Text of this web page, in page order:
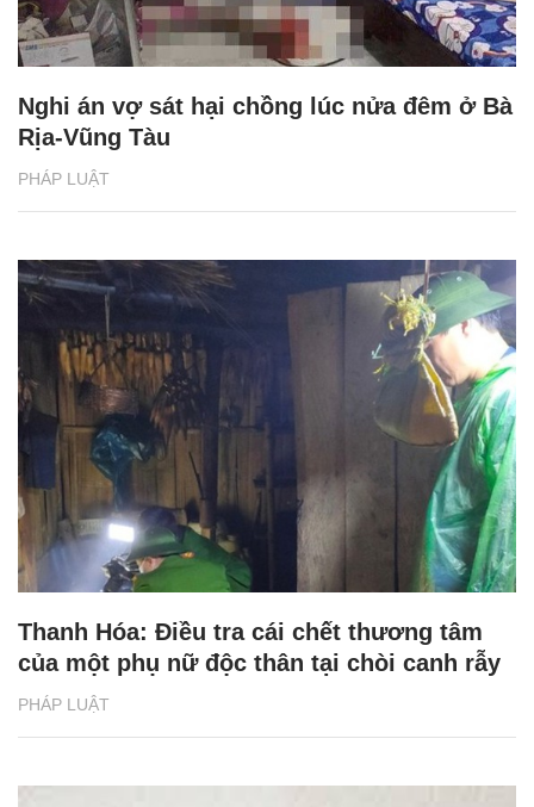
PHÁP LUẬT
Nghi án vợ sát hại chồng lúc nửa đêm ở Bà
Rịa-Vũng Tàu
PHÁP LUẬT
Thanh Hóa: Điều tra cái chết thương tâm
của một phụ nữ độc thân tại chòi canh rẫy